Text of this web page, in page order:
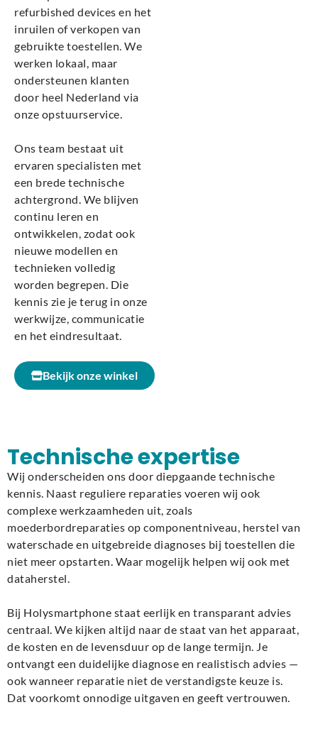
refurbished devices en het
inruilen of verkopen van
gebruikte toestellen. We
werken lokaal, maar
ondersteunen klanten
door heel Nederland via
onze opstuurservice.
Ons team bestaat uit
ervaren specialisten met
een brede technische
achtergrond. We blijven
continu leren en
ontwikkelen, zodat ook
nieuwe modellen en
technieken volledig
worden begrepen. Die
kennis zie je terug in onze
werkwijze, communicatie
en het eindresultaat.
Bekijk onze winkel
Technische expertise
Wij onderscheiden ons door diepgaande technische
kennis. Naast reguliere reparaties voeren wij ook
complexe werkzaamheden uit, zoals
moederbordreparaties op componentniveau, herstel van
waterschade en uitgebreide diagnoses bij toestellen die
niet meer opstarten. Waar mogelijk helpen wij ook met
dataherstel.
Bij Holysmartphone staat eerlijk en transparant advies
centraal. We kijken altijd naar de staat van het apparaat,
de kosten en de levensduur op de lange termijn. Je
ontvangt een duidelijke diagnose en realistisch advies —
ook wanneer reparatie niet de verstandigste keuze is.
Dat voorkomt onnodige uitgaven en geeft vertrouwen.